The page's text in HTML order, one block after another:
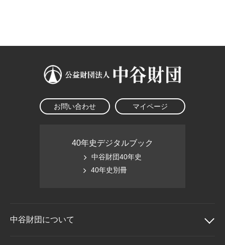
お問い合わせ マイページ
40年史デジタルブック
中谷財団40年史
40年史別冊
中谷財団について